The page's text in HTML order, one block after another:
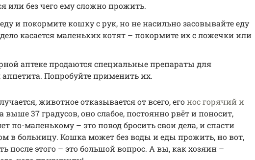
или без чего ему сложно прожить.
и покормите кошку с рук, но не насильно засовывайте еду
касается маленьких котят – покормите их с ложечки или
аптеке продаются специальные препараты для
Попробуйте применить их.
животное отказывается от всего, его нос горячий и
выше 37 градусов, оно слабое, постоянно рвёт и поносит,
по-маленькому – это повод бросить свои дела, и спасти
в больницу. Кошка может без воды и еды прожить, но вот,
после этого – это большой вопрос. А вы, как хозяин –